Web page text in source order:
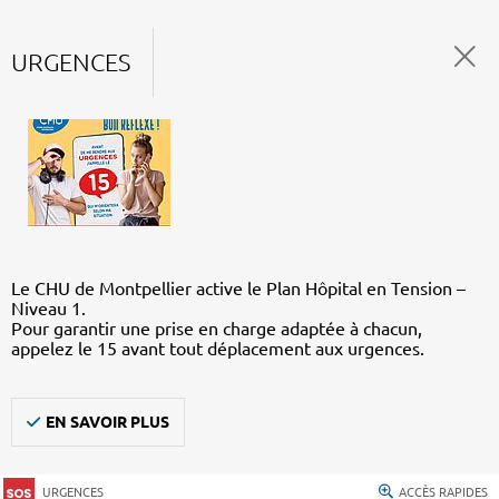
URGENCES
Le CHU de Montpellier active le Plan Hôpital en Tension –
Niveau 1.
Pour garantir une prise en charge adaptée à chacun,
appelez le 15 avant tout déplacement aux urgences.
EN SAVOIR PLUS
URGENCES ACCÈS RAPIDES